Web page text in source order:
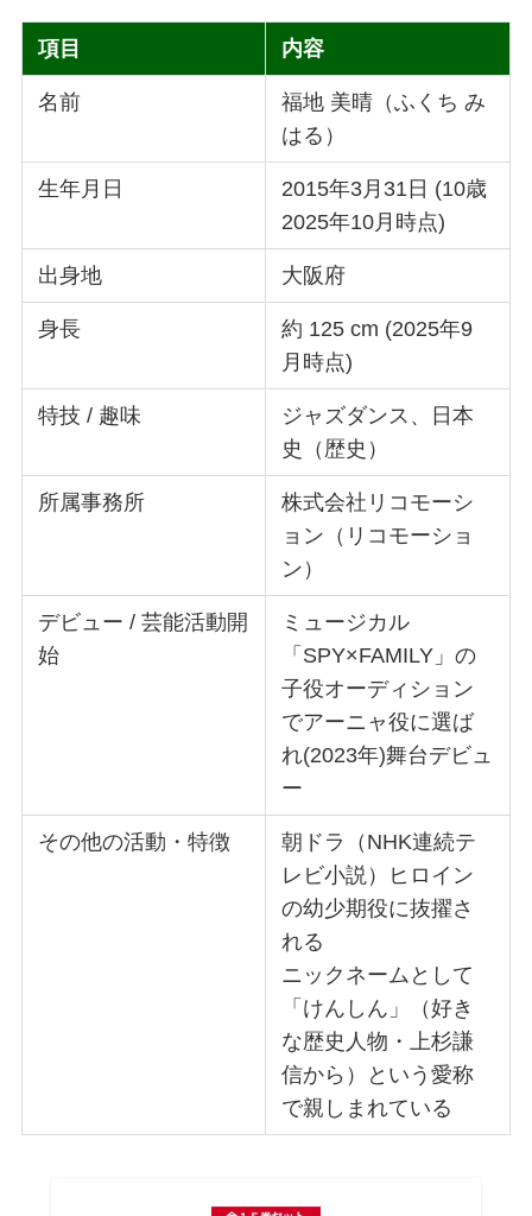
項目 内容
名前
福地 美晴（ふくち み
はる）
生年月日
2015年3月31日 (10歳
2025年10月時点)
出身地 大阪府
身長
約 125 cm (2025年9
月時点)
特技 / 趣味
ジャズダンス、日本
史（歴史）
所属事務所
株式会社リコモーシ
ョン（リコモーショ
ン）
デビュー / 芸能活動開
始
ミュージカル
「SPY×FAMILY」の
子役オーディション
でアーニャ役に選ば
れ(2023年)舞台デビュ
ー
その他の活動・特徴
朝ドラ（NHK連続テ
レビ小説）ヒロイン
の幼少期役に抜擢さ
れる
ニックネームとして
「けんしん」（好き
な歴史人物・上杉謙
信から）という愛称
で親しまれている